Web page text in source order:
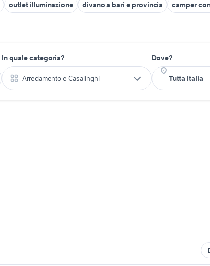
outlet illuminazione divano a bari e provincia camper
In quale categoria?
Arredamento e Casalinghi
Dove?